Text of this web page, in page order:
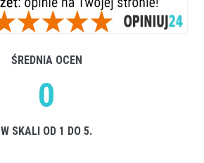
ŚREDNIA OCEN
0
W SKALI OD 1 DO 5.